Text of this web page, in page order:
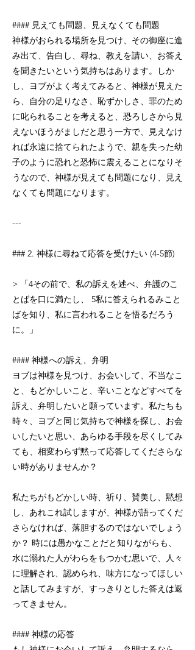
#### 見えても問題、見えなくても問題
神様がおられる場所を見つけ、その御座に進
み出て、告白し、尋ね、教えを請い、お答え
を聞きたいという気持ちはあります。しか
し、ヨブがよく考えてみると、神様が見えた
ら、自分の足りなさ、恥ずかしさ、罪のため
に叱られることを考えると、恐ろしさから見
えないほうがましだと思う一方で、見えなけ
れば永遠に捨てられたようで、親を失った幼
子のように恐れと恐怖に震えることになりそ
うなので、神様が見えても問題になり、見え
なくても問題になります。
---
### 2. 神様に尋ねて応答を受けたい (4-5節)
> 「4その前で、私の訴えを述べ、弁護のこ
とばを口に満たし、 5私に答えられるみこと
ばを知り、私に言われることを悟るだろう
に。」
#### 神様への訴え、弁明
ヨブは神様を見つけ、お会いして、不当なこ
と、もどかしいこと、辛いことなどすべてを
訴え、弁明したいと願っています。私たちも
時々、ヨブと同じ気持ちで神様を探し、お会
いしたいと思い、あらゆる手段を尽くしてみ
ても、相変わらず黙って応答してくださらな
い時がありませんか？
私たちがもどかしい時、祈り、賛美し、黙想
し、あれこれ試しますが、神様が語ってくだ
さらなければ、落胆するのではないでしょう
か？ 時には愚かなことだと知りながらも、
水に溺れた人がわらをもつかむ思いで、人々
に理解され、認められ、味方になってほしい
と話してみますが、すっきりとした答えは返
ってきません。
#### 神様の応答